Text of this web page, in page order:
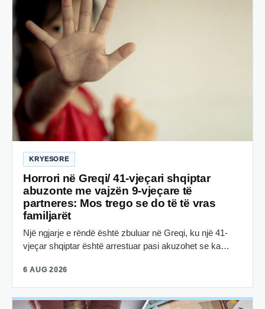
KRYESORE
Horrori në Greqi/ 41-vjeçari shqiptar
abuzonte me vajzën 9-vjeçare të
partneres: Mos trego se do të të vras
familjarët
Një ngjarje e rëndë është zbuluar në Greqi, ku një 41-
vjeçar shqiptar është arrestuar pasi akuzohet se ka…
6 AUG 2026